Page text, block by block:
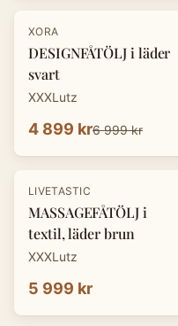
-30%
XORA
DESIGNFÅTÖLJ i läder
svart
XXXLutz
4 899 kr6 999 kr
LIVETASTIC
MASSAGEFÅTÖLJ i
textil, läder brun
XXXLutz
5 999 kr